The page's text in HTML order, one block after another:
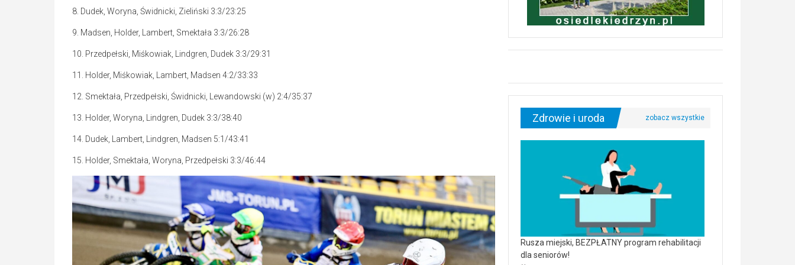
8. Dudek, Woryna, Świdnicki, Zieliński 3:3/23:25
9. Madsen, Holder, Lambert, Smektała 3:3/26:28
10. Przedpełski, Miśkowiak, Lindgren, Dudek 3:3/29:31
11. Holder, Miśkowiak, Lambert, Madsen 4:2/33:33
12. Smektała, Przedpełski, Świdnicki, Lewandowski (w) 2:4/35:37
13. Holder, Woryna, Lindgren, Dudek 3:3/38:40
14. Dudek, Lambert, Lindgren, Madsen 5:1/43:41
15. Holder, Smektała, Woryna, Przedpełski 3:3/46:44
Zdrowie i uroda
Rusza miejski, BEZPŁATNY program rehabilitacji
dla seniorów!